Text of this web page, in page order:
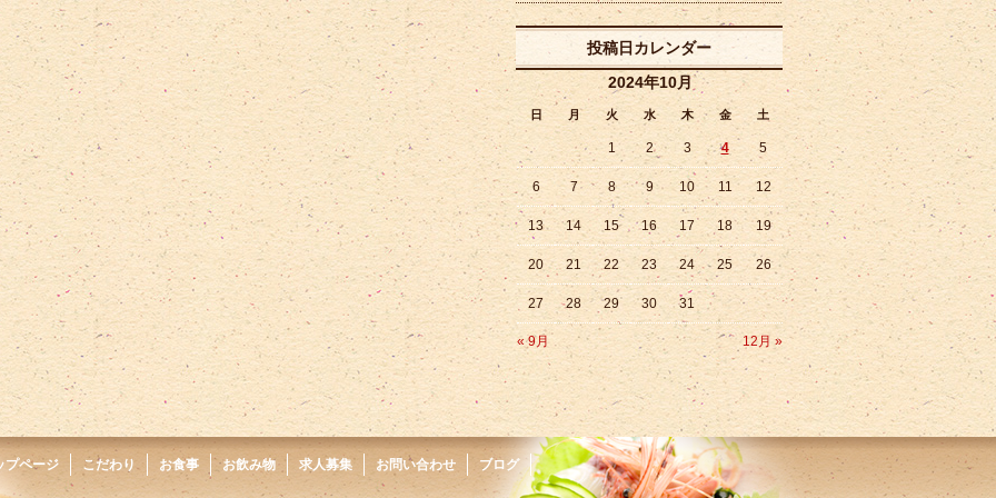
投稿日カレンダー
2024年10月
日 月 火 水 木 金 土
« 9月 12月 »
1 2 3 4 5
6 7 8 9 10 11 12
13 14 15 16 17 18 19
20 21 22 23 24 25 26
27 28 29 30 31
プページ こだわり お食事 お飲み物 求人募集 お問い合わせ ブログ